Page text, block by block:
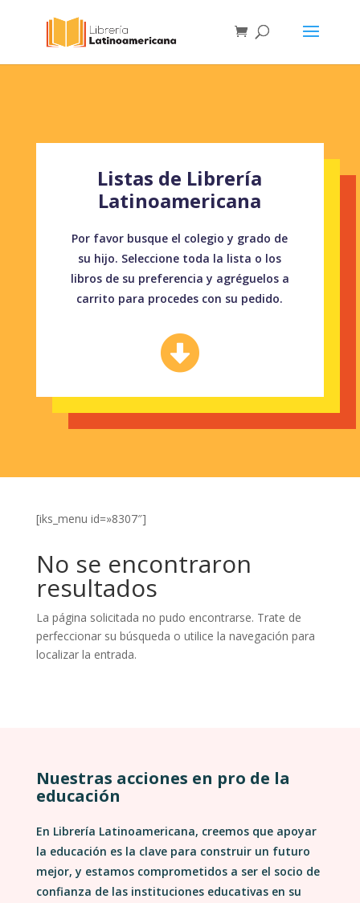
Listas de Librería
Latinoamericana
Por favor busque el colegio y grado de
su hijo. Seleccione toda la lista o los
libros de su preferencia y agréguelos a
carrito para procedes con su pedido.

[iks_menu id=»8307″]
No se encontraron
resultados
La página solicitada no pudo encontrarse. Trate de
perfeccionar su búsqueda o utilice la navegación para
localizar la entrada.
Nuestras acciones en pro de la
educación
En Librería Latinoamericana, creemos que apoyar
la educación es la clave para construir un futuro
mejor, y estamos comprometidos a ser el socio de
confianza de las instituciones educativas en su